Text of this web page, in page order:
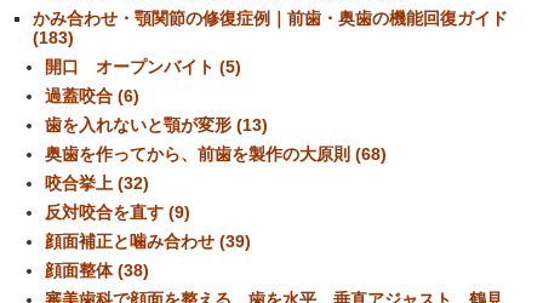
かみ合わせ・顎関節の修復症例｜前歯・奥歯の機能回復ガイド
(183)
開口 オープンバイト (5)
過蓋咬合 (6)
歯を入れないと顎が変形 (13)
奥歯を作ってから、前歯を製作の大原則 (68)
咬合挙上 (32)
反対咬合を直す (9)
顔面補正と噛み合わせ (39)
顔面整体 (38)